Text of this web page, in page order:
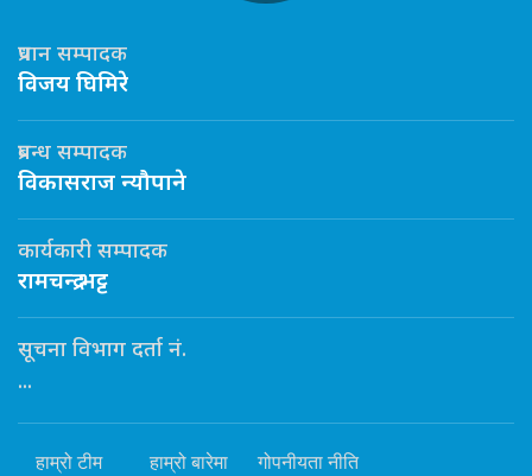
प्रधान सम्पादक
विजय घिमिरे
प्रबन्ध सम्पादक
विकासराज न्यौपाने
कार्यकारी सम्पादक
रामचन्द्र भट्ट
सूचना विभाग दर्ता नं.
...
हाम्रो टीम हाम्रो बारेमा गोपनीयता नीति